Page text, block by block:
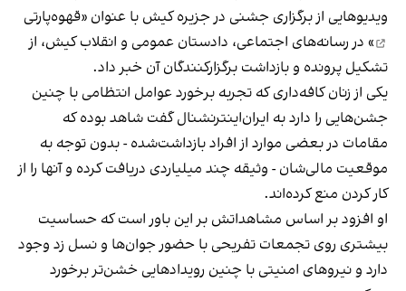
ویدیوهایی از برگزاری جشنی در جزیره کیش با عنوان «قهوه‌پارتی
» در رسانه‌های اجتماعی، دادستان عمومی و انقلاب کیش، از
تشکیل پرونده و بازداشت برگزارکنندگان آن خبر داد.
یکی از زنان کافه‌داری که تجربه برخورد عوامل انتظامی با چنین
جشن‌هایی را دارد به ایران‌اینترنشنال گفت شاهد بوده که
مقامات در بعضی موارد از افراد بازداشت‌‌شده - بدون توجه به
موقعیت مالی‌شان - وثیقه چند میلیاردی دریافت کرده و آنها را از
کار کردن منع کرده‌اند.
او افزود بر اساس مشاهداتش بر این باور است که حساسیت
بیشتری روی تجمعات تفریحی با حضور جوان‌ها و نسل زد وجود
دارد و نیروهای امنیتی با چنین رویدادهایی خشن‌تر برخورد